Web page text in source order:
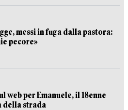
messi in fuga dalla pastora:
pecore»
web per Emanuele, il 18enne
della strada